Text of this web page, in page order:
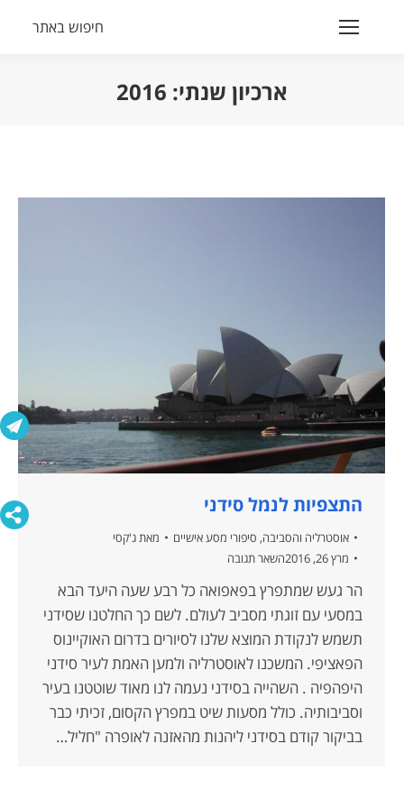
Search:
חיפוש באתר
ארכיון שנתי: 2016
התצפיות לנמל סידני
אוסטרליה והסביבה, סיפורי מסע אישיים מאת ג'קסי
מרץ 26, 2016
השאר תגובה
הר געש שמתפרץ בפאפואה כל רבע שעה היעד הבא
במסעי עם זוגתי מסביב לעולם. לשם כך החלטנו שסידני
תשמש לנקודת המוצא שלנו לסיורים בדרום האוקיינוס
הפאציפי. המשכנו לאוסטרליה ולמען האמת לעיר סידני
היפהפיה . השהייה בסידני נעמה לנו מאוד שוטטנו בעיר
וסביבותיה. כולל מסעות שיט במפרץ הקסום, זכיתי כבר
בביקור קודם בסידני ליהנות מהאזנה לאופרה "חליל…